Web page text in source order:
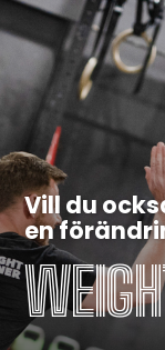
Vill du
en